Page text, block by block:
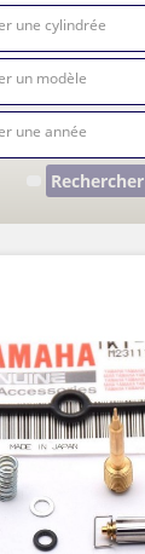
Rechercher